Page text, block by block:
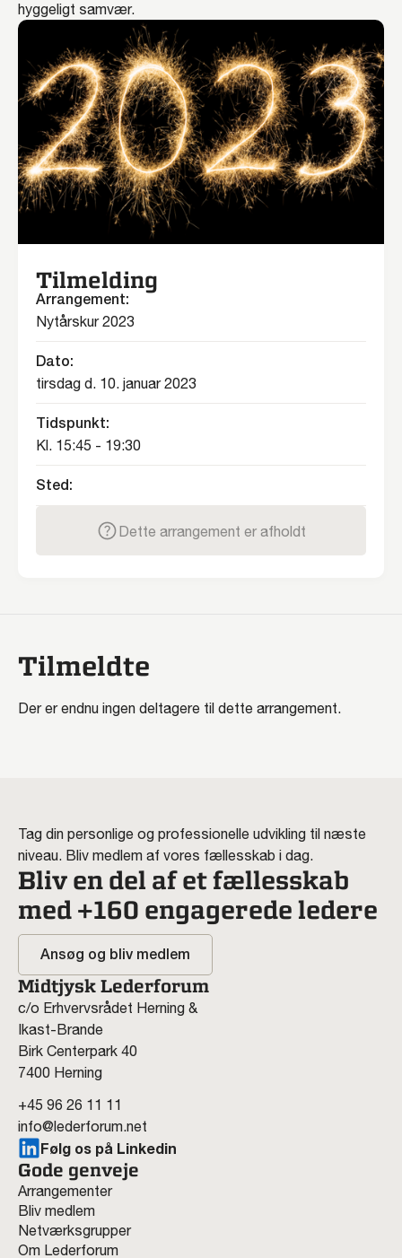
hyggeligt samvær.
Tilmelding
Arrangement:
Nytårskur 2023
Dato:
tirsdag d. 10. januar 2023
Tidspunkt:
Kl. 15:45 - 19:30
Sted:
Dette arrangement er afholdt
Tilmeldte
Der er endnu ingen deltagere til dette arrangement.
Tag din personlige og professionelle udvikling til næste
niveau. Bliv medlem af vores fællesskab i dag.
Bliv en del af et fællesskab
med +160 engagerede ledere
Ansøg og bliv medlem
Midtjysk Lederforum
c/o Erhvervsrådet Herning &
Ikast-Brande
Birk Centerpark 40
7400 Herning
+45 96 26 11 11
info@lederforum.net
Følg os på Linkedin
Gode genveje
Arrangementer
Bliv medlem
Netværksgrupper
Om Lederforum